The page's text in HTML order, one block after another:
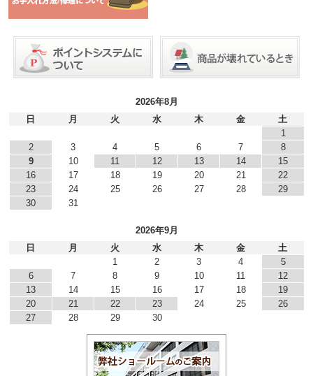
2026年8月
日
月 火 水 木 金
土
1
2
3 4 5 6 7
8
9
10 11 12 13 14
15
16
17 18 19 20 21
22
23
24 25 26 27 28
29
30
31
2026年9月
日
月 火 水 木 金
土
1
2 3 4
5
6
7 8 9 10 11
12
13
14 15 16 17 18
19
20
21 22 23 24 25
26
27
28 29 30